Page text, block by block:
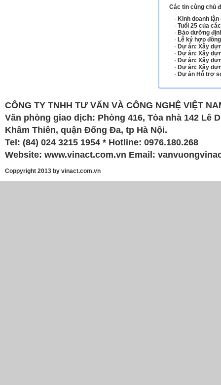
Các tin cùng chủ
· Kinh doanh
· Tuổi 25 của
· Bảo dưỡng
· Lễ ký hợp
· Dự án: Xây
· Dự án: Xây
· Dự án: Xây
· Dự án: Xây
· Dự án Hỗ trợ
CÔNG TY TNHH TƯ VẤN VÀ CÔNG NGHỆ VIỆT
Văn phòng giao dịch: Phòng 416, Tòa nhà 142 Lê
Khâm Thiên, quận Đống Đa, tp Hà Nội.
Tel: (84) 024 3215 1954 * Hotline: 0976.180.268
Website: www.vinact.com.vn Email:
Coppyright 2013 by vinact.com.vn